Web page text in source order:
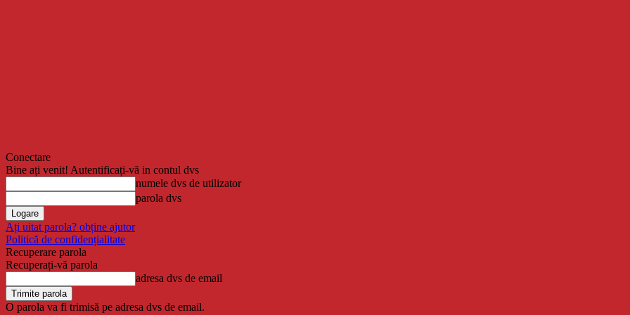
Conectare
Bine ați venit! Autentificați-vă in contul dvs
numele dvs de utilizator
parola dvs
Ați uitat parola? obține ajutor
Politică de confidențialitate
Recuperare parola
Recuperați-vă parola
adresa dvs de email
O parola va fi trimisă pe adresa dvs de email.